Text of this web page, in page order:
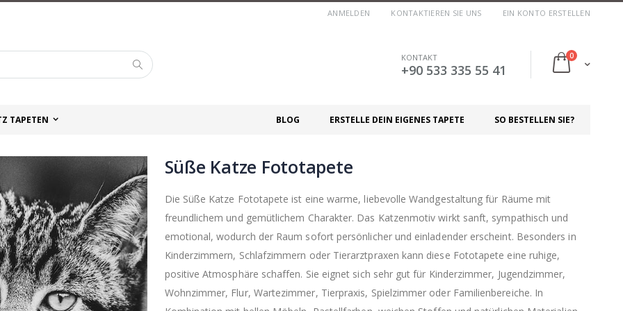
ANMELDEN KONTAKTIEREN SIE UNS EIN KONTO ERSTELLEN
Cart
0Artikel
Suche KONTAKT
+90 533 335 55 41
TAPETEN SO BESTELLEN SIE?
ERSTELLE DEIN EIGENES TAPETE
BLOG
Süße Katze Fototapete
Die Süße Katze Fototapete ist eine warme, liebevolle Wandgestaltung für Räume mit
freundlichem und gemütlichem Charakter. Das Katzenmotiv wirkt sanft, sympathisch und
emotional, wodurch der Raum sofort persönlicher und einladender erscheint. Besonders in
Kinderzimmern, Schlafzimmern oder Tierarztpraxen kann diese Fototapete eine ruhige,
positive Atmosphäre schaffen. Sie eignet sich sehr gut für Kinderzimmer, Jugendzimmer,
Wohnzimmer, Flur, Wartezimmer, Tierpraxis, Spielzimmer oder Familienbereiche. In